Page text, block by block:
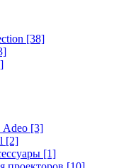
[38]
[3]
[2]
[1]